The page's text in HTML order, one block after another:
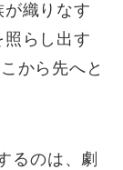
が織りなす
らし出す
から先へと
るのは、劇